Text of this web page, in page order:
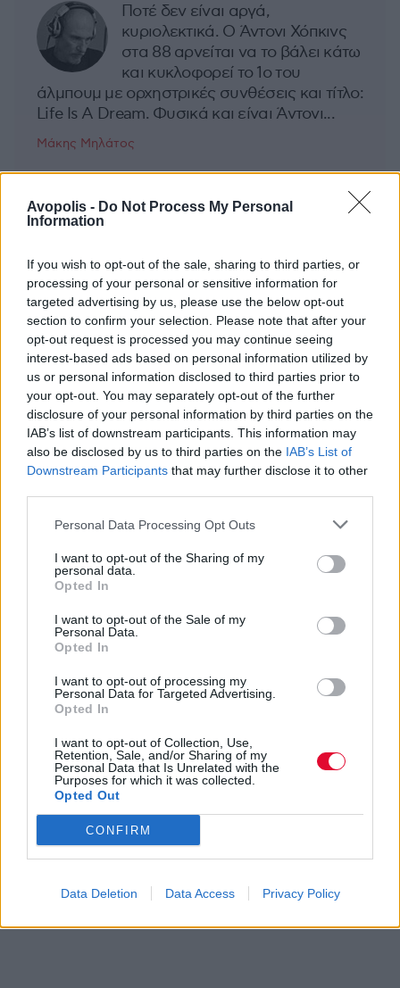
Avopolis - Do Not Process My Personal
Information
If you wish to opt-out of the sale, sharing to third parties, or
processing of your personal or sensitive information for
targeted advertising by us, please use the below opt-out
section to confirm your selection. Please note that after your
opt-out request is processed you may continue seeing
interest-based ads based on personal information utilized by
us or personal information disclosed to third parties prior to
your opt-out. You may separately opt-out of the further
disclosure of your personal information by third parties on the
IAB’s list of downstream participants. This information may
also be disclosed by us to third parties on the IAB’s List of
Downstream Participants that may further disclose it to other
Personal Data Processing Opt Outs
I want to opt-out of the Sharing of my
personal data.
Opted In
I want to opt-out of the Sale of my
Personal Data.
Opted In
I want to opt-out of processing my
Personal Data for Targeted Advertising.
Opted In
I want to opt-out of Collection, Use,
Retention, Sale, and/or Sharing of my
Personal Data that Is Unrelated with the
Purposes for which it was collected.
Opted Out
CONFIRM
Data Deletion Data Access Privacy Policy
Ποτέ δεν είναι αργά,
κυριολεκτικά. Ο Άντονι Χόπκινς
στα 88 αρνείται να το βάλει κάτω
και κυκλοφορεί το 1ο του
άλμπουμ με ορχηστρικές συνθέσεις και τίτλο:
Life Is A Dream. Φυσικά και είναι Άντονι...
Μάκης Μηλάτος